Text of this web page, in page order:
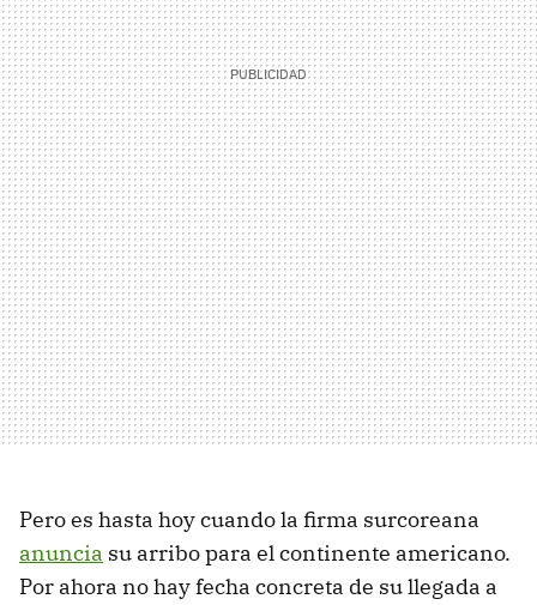
Pero es hasta hoy cuando la firma surcoreana
anuncia su arribo para el continente americano.
Por ahora no hay fecha concreta de su llegada a